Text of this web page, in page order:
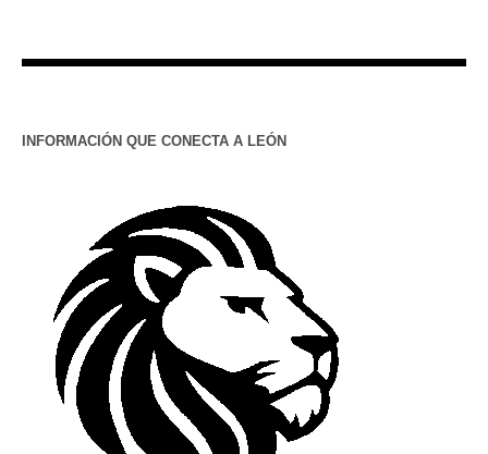
INFORMACIÓN QUE CONECTA A LEÓN